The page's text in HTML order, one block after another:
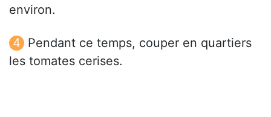
environ.
Pendant ce temps, couper en quartiers
les tomates cerises.